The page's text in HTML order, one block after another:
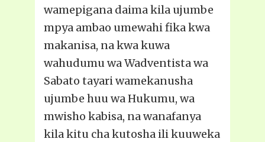
wamepigana daima kila ujumbe
mpya ambao umewahi fika kwa
makanisa, na kwa kuwa
wahudumu wa Wadventista wa
Sabato tayari wamekanusha
ujumbe huu wa Hukumu, wa
mwisho kabisa, na wanafanya
kila kitu cha kutosha ili kuuweka